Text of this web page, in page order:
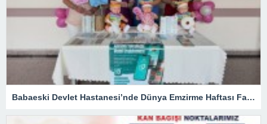
Babaeski Devlet Hastanesi’nde Dünya Emzirme Haftası Farkındalığı